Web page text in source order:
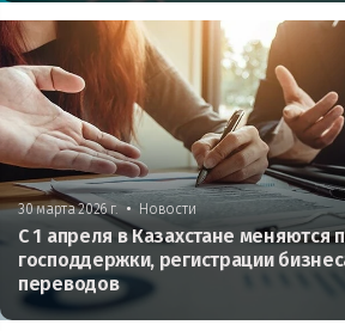
30 марта 2026 г. • Новости
С 1 апреля в Казахстане меняются
господдержки, регистрации
переводов